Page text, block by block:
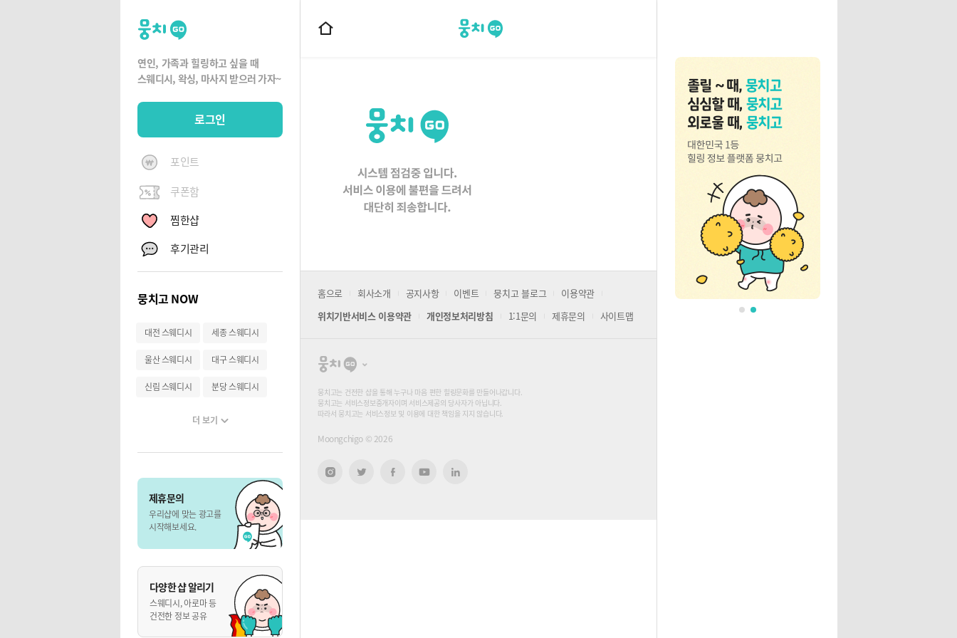
뭉
치
고
연인, 가족과 힐링하고 싶을 때
스웨디시, 왁싱, 마사지 받으러 가자~
로그인
포인트
쿠폰함
찜한샵
후기관리
뭉치고 NOW
대전 스웨디시 세종 스웨디시
울산 스웨디시 대구 스웨디시
신림 스웨디시 분당 스웨디시
더 보기
제휴문의
우리샵에 맞는 광고를
시작해보세요.
다양한 샵 알리기
스웨디시, 아로마 등
건전한 정보 공유
뭉치고
홈
홈으로 회사소개 공지사항 이벤트 뭉치고 블로그
이용약관
위치기반서비스 이용약관
개인정보처리방침 1:1문의 제휴문의 사이트맵
뭉
고
뭉치고는 건전한 샵을 통해 누구나 마음 편한 힐링문화를 만들어나갑니다.
뭉치고는 서비스정보중개자이며 서비스제공의 당사자가 아닙니다.
따라서 뭉치고는 서비스정보 및 이용에 대한 책임을 지지 않습니다.
Moongchigo © 2026